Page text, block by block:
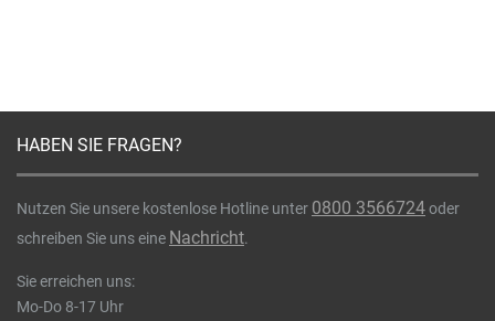
HABEN SIE FRAGEN?
Nutzen Sie unsere kostenlose Hotline unter 0800 3566724oder
schreiben Sie uns eine Nachricht.
Sie erreichen uns:
Mo-Do 8-17 Uhr